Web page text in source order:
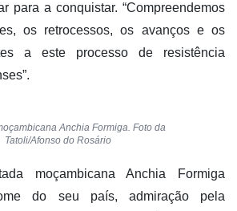
para a conquistar. “Compreendemos
os retrocessos, os avanços e os
a este processo de resistência
Anchia Formiga. Foto da
Tatoli/Afonso do Rosário
moçambicana Anchia Formiga
do seu país, admiração pela